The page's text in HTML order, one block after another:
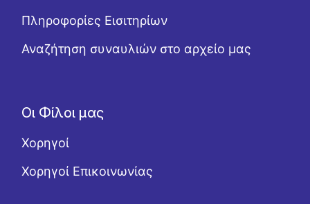
Πληροφορίες Εισιτηρίων
Αναζήτηση συναυλιών στο αρχείο μας
Οι Φίλοι μας
Χορηγοί
Χορηγοί Επικοινωνίας